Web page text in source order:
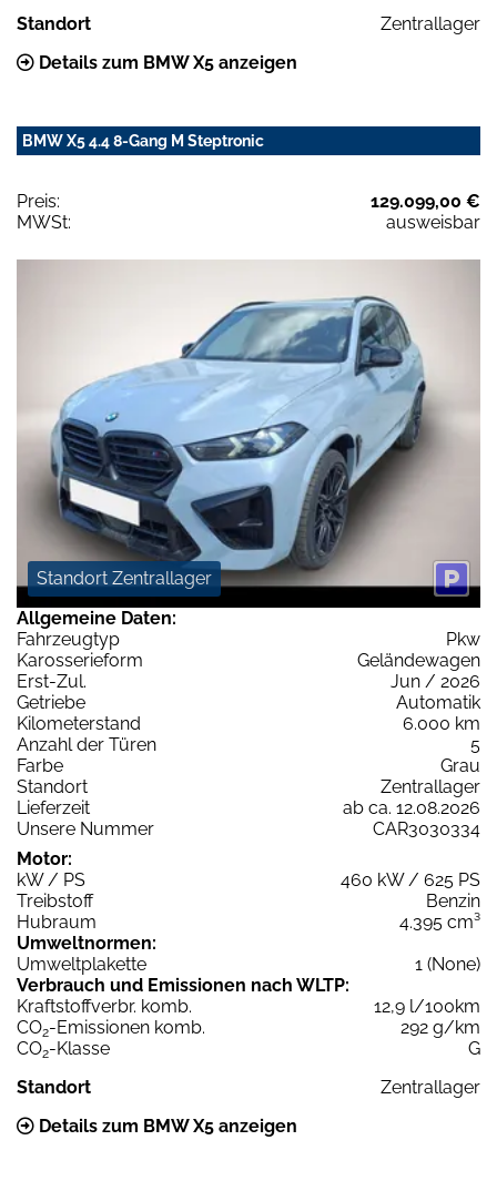
Standort
Zentrallager
Details zum BMW X5 anzeigen
BMW X5 4.4 8-Gang M Steptronic
Preis:
129.099,00 €
MWSt:
ausweisbar
Standort Zentrallager
Allgemeine Daten:
Fahrzeugtyp
Pkw
Karosserieform
Geländewagen
Erst-Zul.
Jun / 2026
Getriebe
Automatik
Kilometerstand
6.000 km
Anzahl der Türen
5
Farbe
Grau
Standort
Zentrallager
Lieferzeit
ab ca. 12.08.2026
Unsere Nummer
CAR3030334
Motor:
kW / PS
460 kW / 625 PS
Treibstoff
Benzin
Hubraum
4.395 cm³
Umweltnormen:
Umweltplakette
1 (None)
Verbrauch und Emissionen nach WLTP:
Kraftstoffverbr. komb.
12,9 l/100km
CO2-Emissionen komb.
292 g/km
CO2-Klasse
G
Standort
Zentrallager
Details zum BMW X5 anzeigen